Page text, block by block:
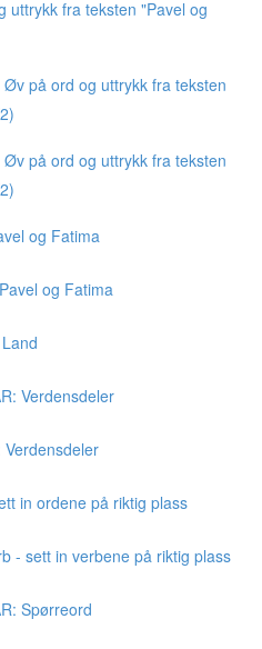
uttrykk fra teksten "Pavel og
på ord og uttrykk fra teksten
på ord og uttrykk fra teksten
og Fatima
og Fatima
Verdensdeler
Verdensdeler
in ordene på riktig plass
- sett in verbene på riktig plass
Spørreord